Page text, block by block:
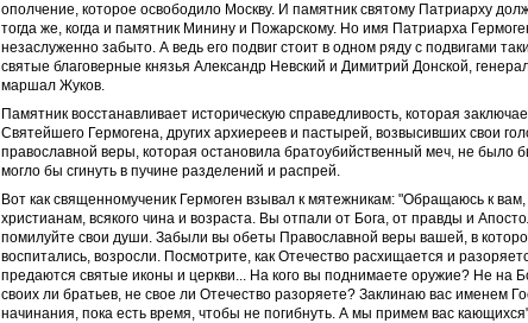
ополчение, которое освободило Москву. И памятник святому Патриарху
тогда же, когда и памятник Минину и Пожарскому. Но имя Патриарха
незаслуженно забыто. А ведь его подвиг стоит в одном ряду с подвигами
святые благоверные князья Александр Невский и Димитрий Донской,
маршал Жуков.
Памятник восстанавливает историческую справедливость, которая
Святейшего Гермогена, других архиереев и пастырей, возвысивших свои
православной веры, которая остановила братоубийственный меч, не было
могло бы сгинуть в пучине разделений и распрей.
Вот как священномученик Гермоген взывал к мятежникам: "Обращаюсь к
христианам, всякого чина и возраста. Вы отпали от Бога, от правды и
помилуйте свои души. Забыли вы обеты Православной веры вашей, в
воспитались, возросли. Посмотрите, как Отечество расхищается и
предаются святые иконы и церкви... На кого вы поднимаете оружие? Не на
своих ли братьев, не свое ли Отечество разоряете? Заклинаю вас именем
начинания, пока есть время, чтобы не погибнуть. А мы примем вас